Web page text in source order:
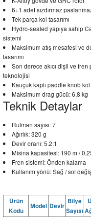
6+1 adet sızdırmaz
Tek parça kol tasarımı
Hydro-sealed yapıya sahip
sistemi
Maksimum atış mesafesi ve
tasarımı
Son derece akıcı dişli ve
teknolojisi
Kauçuk kaplı paddle knob
Maksimum drag gücü: 6,8 kg
Teknik Detaylar
Rulman sayısı: 7
Ağırlık: 320 g
Devir oranı: 5.2:1
Misina kapasitesi: 190 m /
Fren sistemi: Önden kalama
Kullanım yönü: Sağ / sol
Ürün
Kodu
Model Devir
Bilye
Sayısı